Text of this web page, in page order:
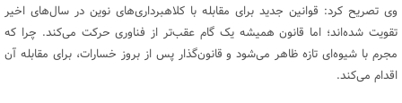
وی تصریح کرد: قوانین جدید برای مقابله با کلاهبرداری‌های نوین در سال‌های اخیر
تقویت شده‌اند؛ اما قانون همیشه یک گام عقب‌تر از فناوری حرکت می‌کند. چرا که
مجرم با شیوه‌ای تازه ظاهر می‌شود و قانون‌گذار پس از بروز خسارات، برای مقابله آن
اقدام می‌کند.